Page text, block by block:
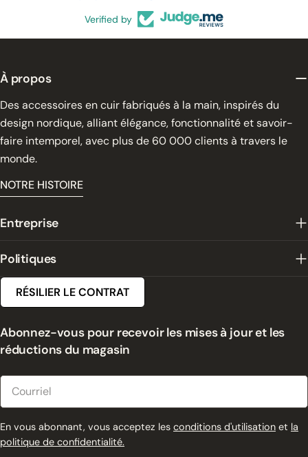
Verified by
À propos
Des accessoires en cuir fabriqués à la main, inspirés du
design nordique, alliant élégance, fonctionnalité et savoir-
faire intemporel, avec plus de 60 000 clients à travers le
monde.
NOTRE HISTOIRE
Entreprise
Politiques
Abonnez-vous pour recevoir les mises à jour et les
réductions du magasin
En vous abonnant, vous acceptez les conditions d'utilisation et la
politique de confidentialité.
RÉSILIER LE CONTRAT